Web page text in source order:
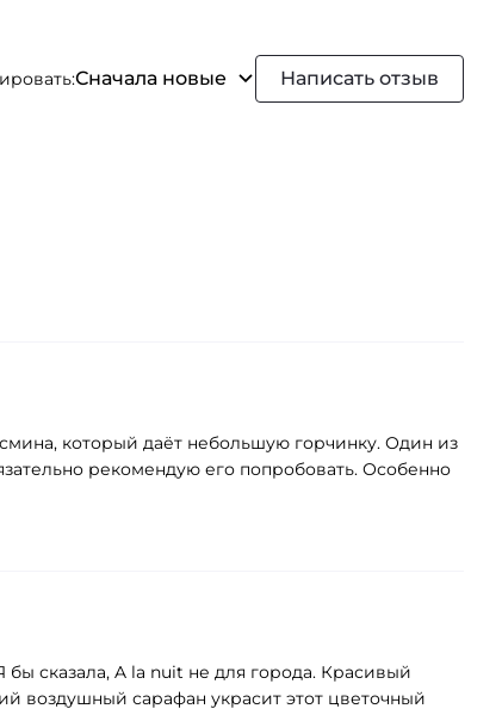
Сначала новые Написать отзыв
который даёт небольшую горчинку. Один из
рекомендую его попробовать. Особенно
сказала, A la nuit не для города. Красивый
воздушный сарафан украсит этот цветочный